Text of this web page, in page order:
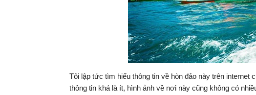
Tôi lập tức tìm hiểu thông tin về hòn đảo này trên internet
thông tin khá là ít, hình ảnh về nơi này cũng không có